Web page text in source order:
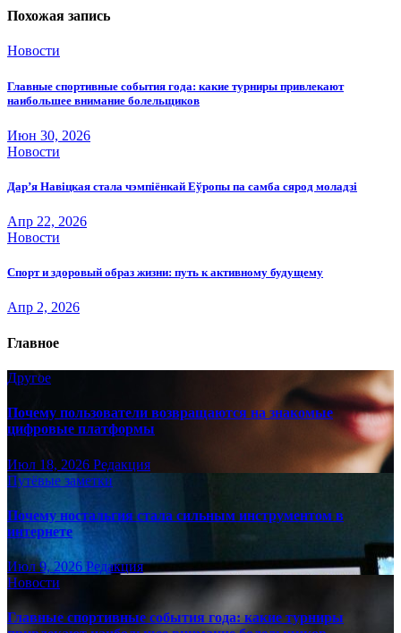
Похожая запись
Новости
Главные спортивные события года: какие турниры привлекают
наибольшее внимание болельщиков
Июн 30, 2026
Новости
Дар’я Навіцкая стала чэмпіёнкай Еўропы па самба сярод моладзі
Апр 22, 2026
Новости
Спорт и здоровый образ жизни: путь к активному будущему
Апр 2, 2026
Главное
Другое
Почему пользователи возвращаются на знакомые
цифровые платформы
Июл 18, 2026 Редакция
Путёвые заметки
Почему ностальгия стала сильным инструментом в
интернете
Июл 9, 2026 Редакция
Новости
Главные спортивные события года: какие турниры